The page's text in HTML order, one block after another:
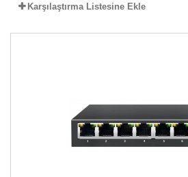
Karşılaştırma Listesine Ekle